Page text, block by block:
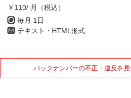
￥110/ 月（税込）
毎月 1日
テキスト・HTML形式
バックナンバーの不正・違反を